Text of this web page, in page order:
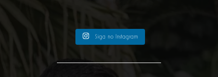
Siga no Instagram